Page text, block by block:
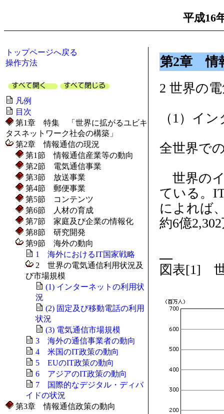
平成16
トップページへ戻る
操作方法
凡例
目次
第1章 特集 「世界に拡がるユビキ
タスネットワーク社会の構築」
第2章 情報通信の現況
第1節 情報通信産業等の動向
第2節 電気通信事業
第3節 放送事業
第4節 郵便事業
第5節 コンテンツ
第6節 人材の育成
第7節 家庭及び企業の情報化
第8節 研究開発
第9節 海外の動向
1 海外におけるIT国家戦略
2 世界の電気通信利用状況及
び市場規模
(1) インターネットの利用状
況
(2) 固定及び移動電話の利用
状況
(3) 電気通信市場規模
3 海外の通信事業者の動向
4 米国のIT政策の動向
5 EUのIT政策の動向
6 アジアのIT政策の動向
7 国際的なデジタル・ディバ
イドの状況
第3章 情報通信政策の動向
第2章 情
2 世界の
（1）イ
全世界で
世界の
ている。
によれば
約6億
図表[1]